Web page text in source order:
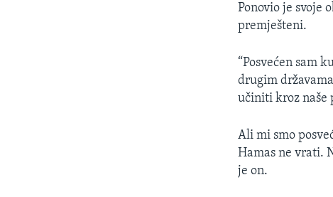
Ponovio je svoje
premješteni.
“Posvećen sam
drugim
učiniti kroz naše
Ali mi smo
Hamas ne vrati.
je on.